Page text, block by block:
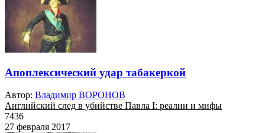
Апоплексический удар табакеркой
Автор: Владимир ВОРОНОВ
Английский след в убийстве Павла I: реалии и мифы
7436
27 февраля 2017